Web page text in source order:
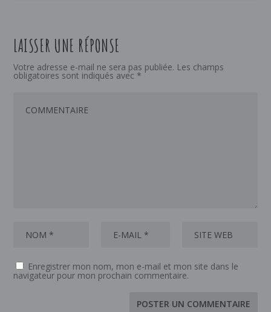
LAISSER UNE RÉPONSE
Votre adresse e-mail ne sera pas publiée. Les champs
obligatoires sont indiqués avec *
Enregistrer mon nom, mon e-mail et mon site dans le
navigateur pour mon prochain commentaire.